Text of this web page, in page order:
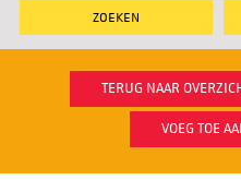
TERUG NAAR
VOEG TOE